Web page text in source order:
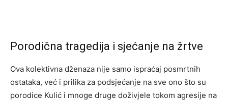
Porodična tragedija i sjećanje na žrtve
Ova kolektivna dženaza nije samo ispraćaj posmrtnih
ostataka, već i prilika za podsjećanje na sve ono što su
porodice Kulić i mnoge druge doživjele tokom agresije na